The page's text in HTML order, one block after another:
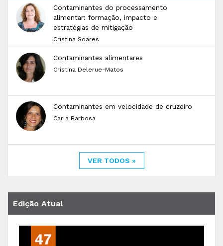
Contaminantes do processamento
alimentar: formação, impacto e
estratégias de mitigação
Cristina Soares
Contaminantes alimentares
Cristina Delerue-Matos
Contaminantes em velocidade de cruzeiro
Carla Barbosa
VER TODOS »
Edição Atual